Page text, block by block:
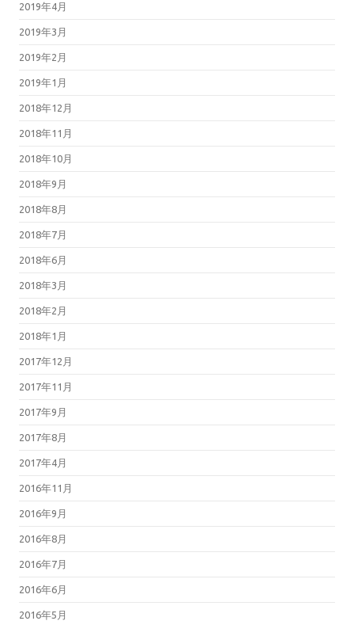
2019年4月
2019年3月
2019年2月
2019年1月
2018年12月
2018年11月
2018年10月
2018年9月
2018年8月
2018年7月
2018年6月
2018年3月
2018年2月
2018年1月
2017年12月
2017年11月
2017年9月
2017年8月
2017年4月
2016年11月
2016年9月
2016年8月
2016年7月
2016年6月
2016年5月